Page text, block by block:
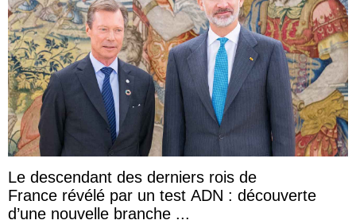
Le descendant des derniers rois de
France révélé par un test ADN : découverte
d’une nouvelle branche ...